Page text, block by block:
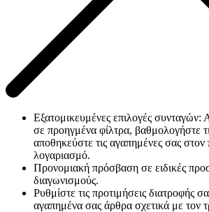
Εξατομικευμένες επιλογές
σε προηγμένα φίλτρα, βαθμολογήστε
αποθηκεύστε τις αγαπημένες σας
λογαριασμό.
Προνομιακή πρόσβαση σε ειδικές
διαγωνισμούς.
Ρυθμίστε τις προτιμήσεις διατροφής
αγαπημένα σας άρθρα σχετικά με τον